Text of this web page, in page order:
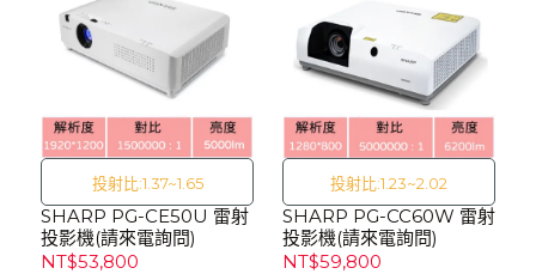
投射比:1.37~1.65
SHARP PG-CE50U 雷射
投影機(請來電詢問)
NT$53,800
投射比:1.23~2.02
SHARP PG-CC60W 雷射
投影機(請來電詢問)
NT$59,800